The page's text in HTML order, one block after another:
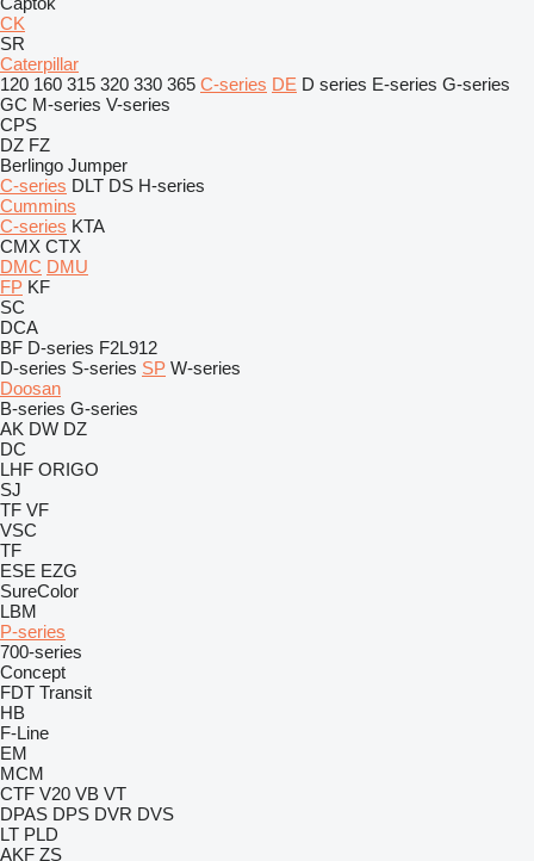
CK
SR
Caterpillar
120 160 315 320 330 365 C-series DE D series E-series G-series
GC M-series V-series
CPS
DZ FZ
Berlingo Jumper
C-series DLT DS H-series
Cummins
C-series KTA
CMX CTX
DMC DMU
FP KF
SC
DCA
BF D-series F2L912
D-series S-series SP W-series
Doosan
B-series G-series
AK DW DZ
DC
LHF ORIGO
SJ
TF VF
VSC
TF
ESE EZG
SureColor
LBM
P-series
700-series
Concept
FDT Transit
HB
F-Line
EM
MCM
CTF V20 VB VT
DPAS DPS DVR DVS
LT PLD
AKF ZS